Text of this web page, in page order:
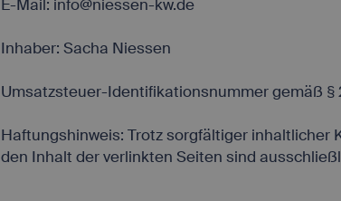
E-Mail: info@niessen-kw.de
Inhaber: Sacha Niessen
Umsatzsteuer-Identifikationsnummer gemäß §
Haftungshinweis: Trotz sorgfältiger inhaltlicher
den Inhalt der verlinkten Seiten sind